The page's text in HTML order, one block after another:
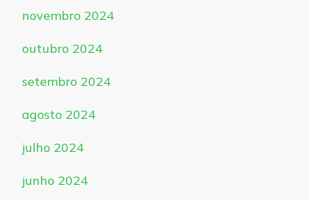
novembro 2024
outubro 2024
setembro 2024
agosto 2024
julho 2024
junho 2024